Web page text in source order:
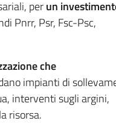
perun
Pnrr, Psr, Fsc-Psc,
che
impianti di
interventi sugli argini,
risorsa.